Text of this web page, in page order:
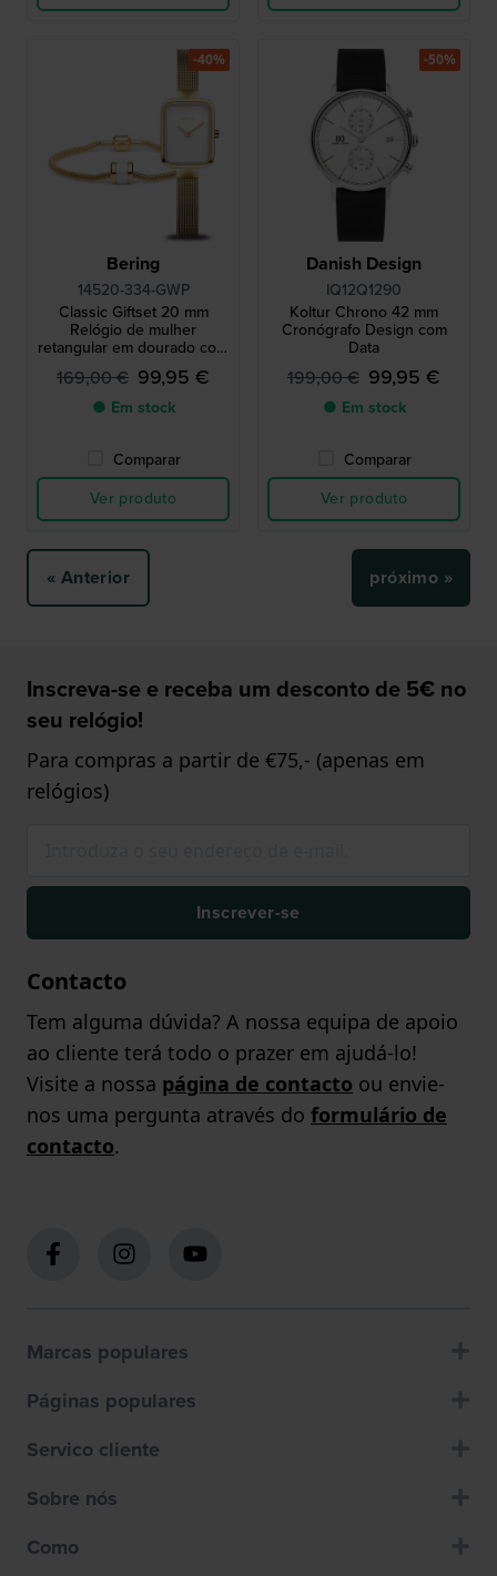
Bering
14520-334-GWP
Classic Giftset 20 mm
Relógio de mulher
retangular em dourado com
bracelete gratuita
169,00 € 99,95 €
● Em stock
Comparar
Ver produto
-40%
Danish Design
IQ12Q1290
Koltur Chrono 42 mm
Cronógrafo Design com
Data
199,00 € 99,95 €
● Em stock
Comparar
Ver produto
-50%
« Anterior próximo »
Inscreva-se e receba um desconto de 5€ no
seu relógio!
Para compras a partir de €75,- (apenas em
relógios)
Inscrever-se
Contacto
Tem alguma dúvida? A nossa equipa de apoio
ao cliente terá todo o prazer em ajudá-lo!
Visite a nossa página de contacto ou envie-
nos uma pergunta através do formulário de
contacto.
Marcas populares
Páginas populares
Servico cliente
Sobre nós
Como